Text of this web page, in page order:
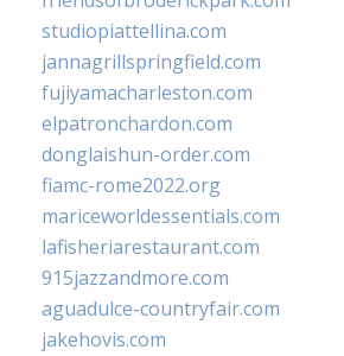
studiopiattellina.com
jannagrillspringfield.com
fujiyamacharleston.com
elpatronchardon.com
donglaishun-order.com
fiamc-rome2022.org
mariceworldessentials.com
lafisheriarestaurant.com
915jazzandmore.com
aguadulce-countryfair.com
jakehovis.com